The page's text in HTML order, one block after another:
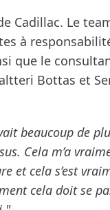
Cadillac. Le
à
que le
Bottas et
beaucoup de
Cela m’a
et cela s’est
cela doit se